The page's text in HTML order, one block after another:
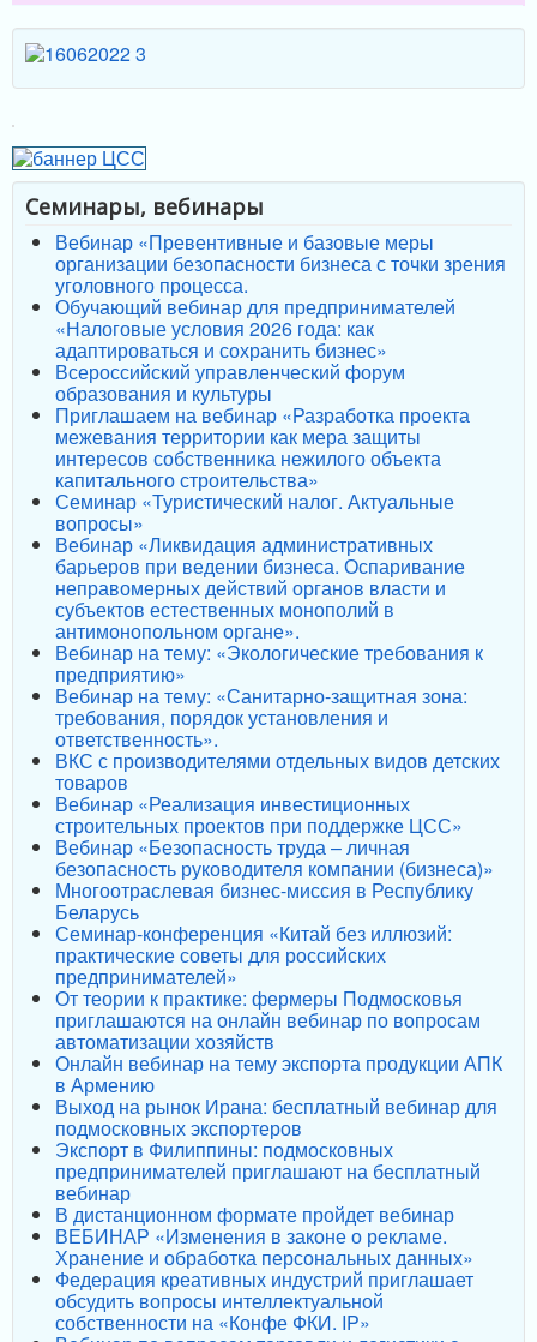
Семинары, вебинары
Вебинар «Превентивные и базовые меры
организации безопасности бизнеса с точки зрения
уголовного процесса.
Обучающий вебинар для предпринимателей
«Налоговые условия 2026 года: как
адаптироваться и сохранить бизнес»
Всероссийский управленческий форум
образования и культуры
Приглашаем на вебинар «Разработка проекта
межевания территории как мера защиты
интересов собственника нежилого объекта
капитального строительства»
Семинар «Туристический налог. Актуальные
вопросы»
Вебинар «Ликвидация административных
барьеров при ведении бизнеса. Оспаривание
неправомерных действий органов власти и
субъектов естественных монополий в
антимонопольном органе».
Вебинар на тему: «Экологические требования к
предприятию»
Вебинар на тему: «Санитарно-защитная зона:
требования, порядок установления и
ответственность».
ВКС с производителями отдельных видов детских
товаров
Вебинар «Реализация инвестиционных
строительных проектов при поддержке ЦСС»
Вебинар «Безопасность труда – личная
безопасность руководителя компании (бизнеса)»
Многоотраслевая бизнес-миссия в Республику
Беларусь
Семинар-конференция «Китай без иллюзий:
практические советы для российских
предпринимателей»
От теории к практике: фермеры Подмосковья
приглашаются на онлайн вебинар по вопросам
автоматизации хозяйств
Онлайн вебинар на тему экспорта продукции АПК
в Армению
Выход на рынок Ирана: бесплатный вебинар для
подмосковных экспортеров
Экспорт в Филиппины: подмосковных
предпринимателей приглашают на бесплатный
вебинар
В дистанционном формате пройдет вебинар
ВЕБИНАР «Изменения в законе о рекламе.
Хранение и обработка персональных данных»
Федерация креативных индустрий приглашает
обсудить вопросы интеллектуальной
собственности на «Конфе ФКИ. IP»